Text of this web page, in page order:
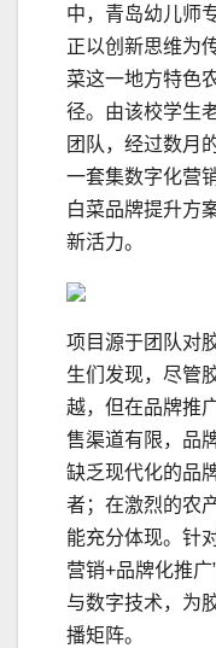
中，青岛幼儿师
正以创新思维为
菜这一地方特色
径。由该校学生
团队，经过数月
一套集数字化营
白菜品牌提升方
新活力。
项目源于团队对
生们发现，尽管
越，但在品牌推
售渠道有限，品
缺乏现代化的品
者；在激烈的农
能充分体现。针
营销+品牌化推
与数字技术，为
播矩阵。